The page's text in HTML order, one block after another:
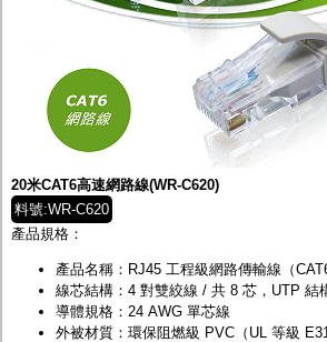
20米CAT6高速網路線(WR-C620)
料號:WR-C620
產品規格：
產品名稱：RJ45 工程級網路傳輸線（
線芯結構：4 對雙絞線 / 共 8 芯，UTP 結
導體規格：24 AWG 單芯線
外被材質：環保阻燃級 PVC（UL 等級